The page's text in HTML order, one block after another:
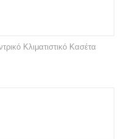
Κλιματιστικό Κασέτα